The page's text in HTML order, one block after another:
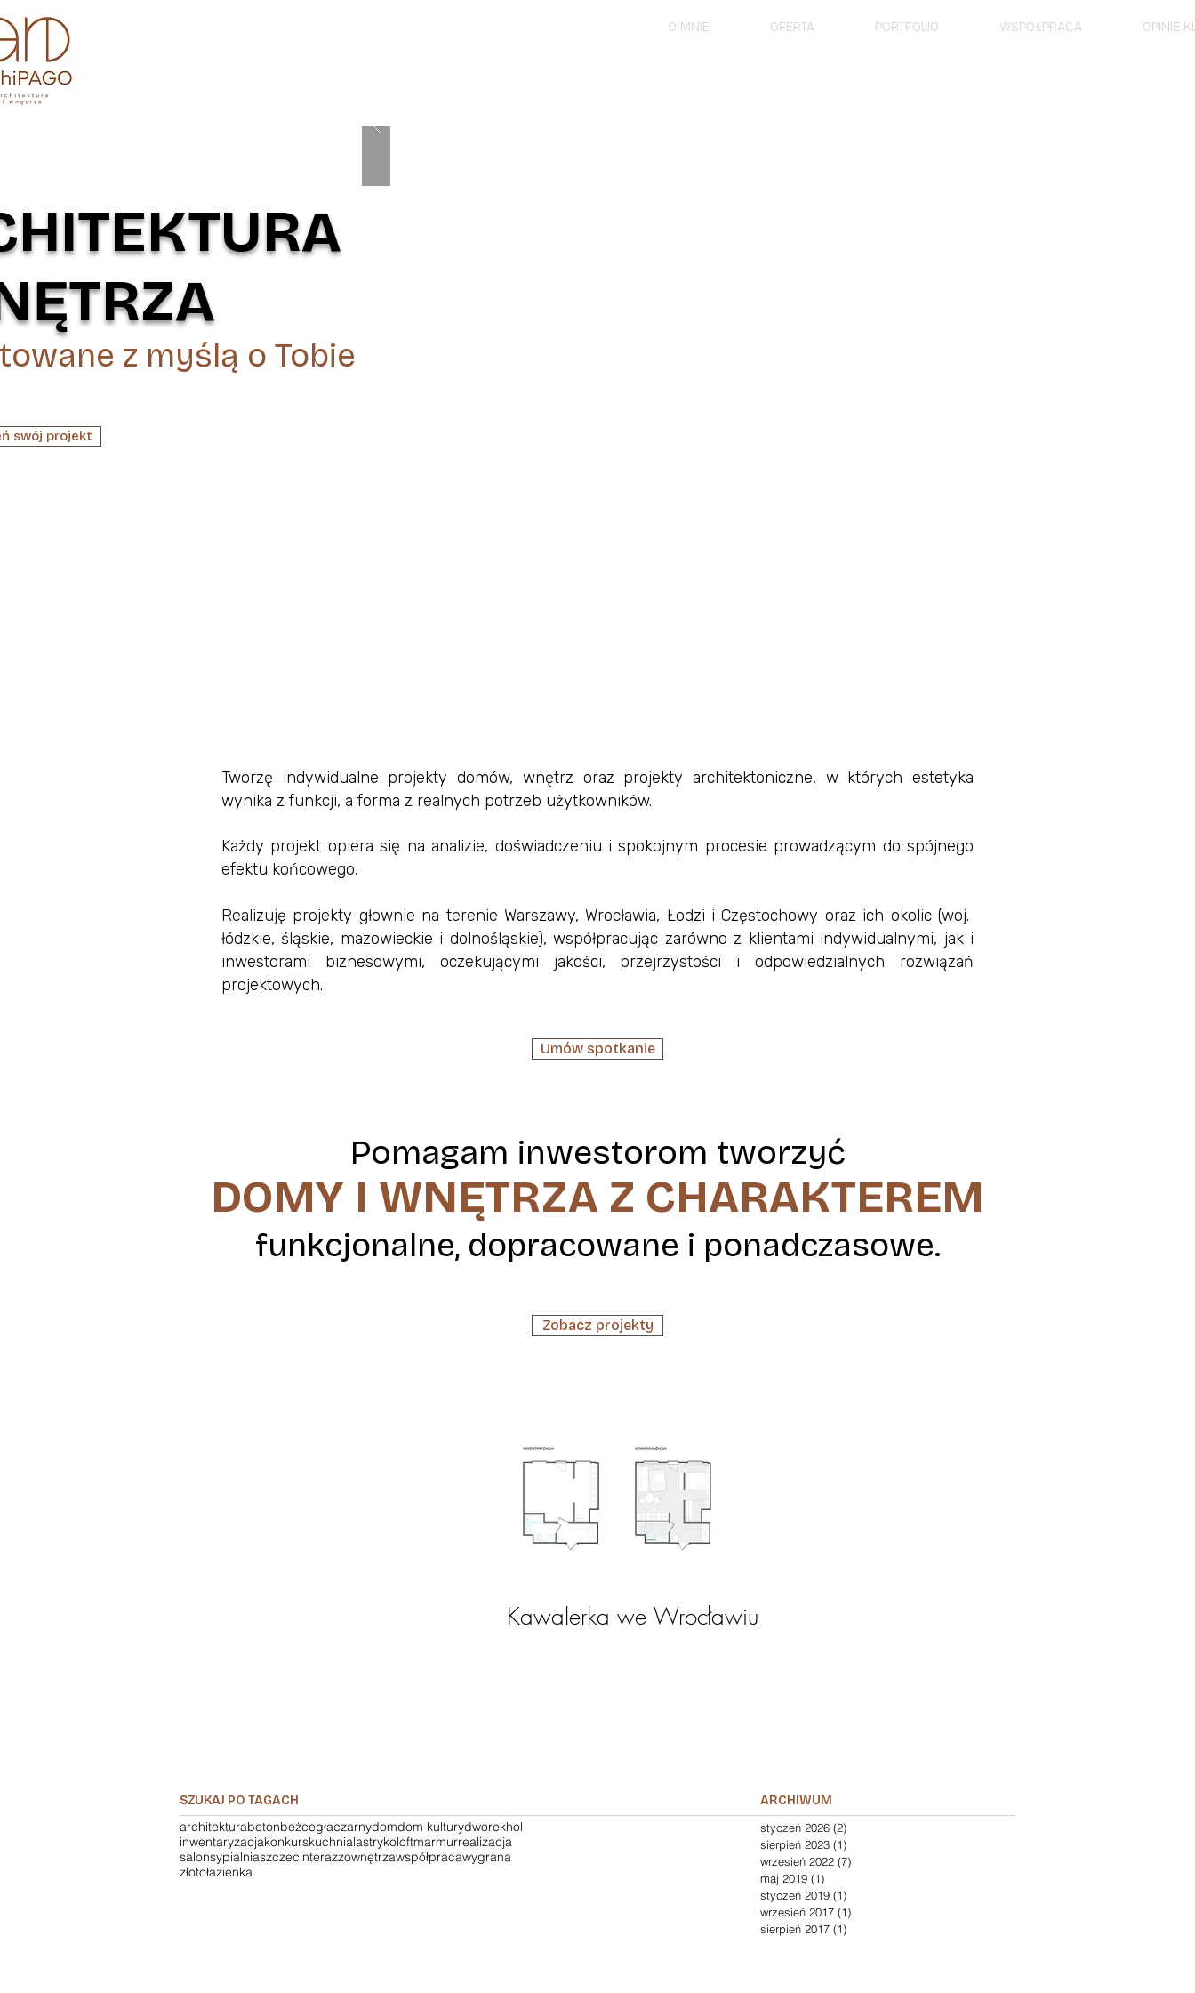
O MNIE OFERTA PORTFOLIO WSPÓŁPRACA OPINIE
swój projekt
z myślą o Tobie
Tworzę indywidualne projekty domów, wnętrz oraz projekty architektoniczne, w których estetyka
wynika z funkcji, a forma z realnych potrzeb użytkowników.
Każdy projekt opiera się na analizie, doświadczeniu i spokojnym procesie prowadzącym do spójnego
efektu końcowego.
Realizuję projekty głownie na terenie Warszawy, Wrocławia, Łodzi i Częstochowy oraz ich okolic (woj.
łódzkie, śląskie, mazowieckie i dolnośląskie), współpracując zarówno z klientami indywidualnymi, jak i
inwestorami biznesowymi, oczekującymi jakości, przejrzystości i odpowiedzialnych rozwiązań
projektowych.
Umów spotkanie
Pomagam inwestorom tworzyć
DOMY I WNĘTRZA Z CHARAKTEREM
funkcjonalne, dopracowane i ponadczasowe.
Zobacz projekty
Kawalerka we Wrocławiu
SZUKAJ PO TAGACH ARCHIWUM
architekturabetonbeżcegłaczarnydomdom kulturydworekhol
inwentaryzacjakonkurskuchnialastrykoloftmarmurrealizacja
salonsypialniaszczecinterazzownętrzawspółpracawygrana
złotołazienka
styczeń 2026 (2)
sierpień 2023 (1)
wrzesień 2022 (7)
maj 2019 (1)
styczeń 2019 (1)
wrzesień 2017 (1)
sierpień 2017 (1)